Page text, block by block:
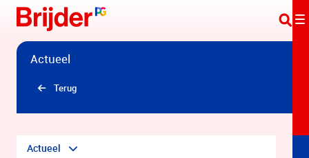
Overslaan en naar hoofdinhoud gaan
Actueel
Terug
Actueel